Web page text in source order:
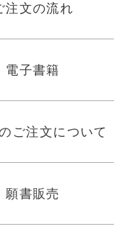
注文の流れ
電子書籍
ご注文について
願書販売